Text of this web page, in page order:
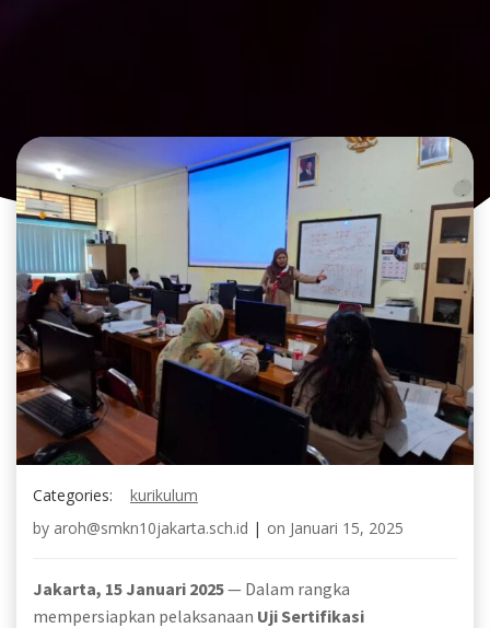
Categories:
kurikulum
by aroh@smkn10jakarta.sch.id | on Januari 15, 2025
Jakarta, 15 Januari 2025— Dalam rangka
mempersiapkan pelaksanaan Uji Sertifikasi